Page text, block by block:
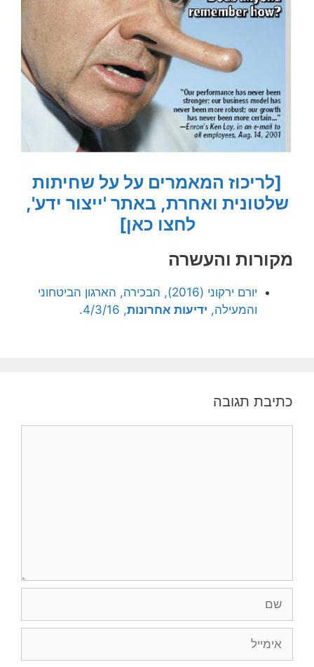
[לריכוז המאמרים על על שחיתות
שלטונית ואחרת, באתר 'ייצור ידע',
לחצו כאן]
מקורות והעשרה
יורם ירקוני (2016), הבכירה, הארגון הביטחוני
והמעילה, ידיעות אחרונות, 4/3/16.
כתיבת תגובה